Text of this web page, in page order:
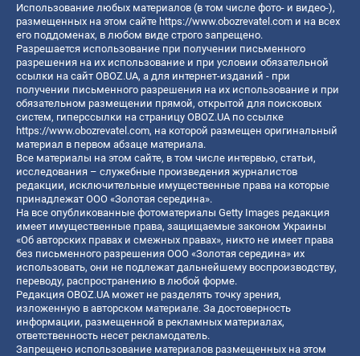
Использование любых материалов (в том числе фото- и видео-),
размещенных на этом сайте https://www.obozrevatel.com и на всех
его поддоменах, в любом виде строго запрещено.
Разрешается использование при получении письменного
разрешения на их использование и при условии обязательной
ссылки на сайт OBOZ.UA, а для интернет-изданий - при
получении письменного разрешения на их использование и при
обязательном размещении прямой, открытой для поисковых
систем, гиперссылки на страницу OBOZ.UA по ссылке
https://www.obozrevatel.com, на которой размещен оригинальный
материал в первом абзаце материала.
Все материалы на этом сайте, в том числе интервью, статьи,
исследования – служебные произведения журналистов
редакции, исключительные имущественные права на которые
принадлежат ООО «Золотая середина».
На все опубликованные фотоматериалы Getty Images редакция
имеет имущественные права, защищаемые законом Украины
«Об авторских правах и смежных правах», никто не имеет права
без письменного разрешения ООО «Золотая середина» их
использовать, они не подлежат дальнейшему воспроизводству,
переводу, распространению в любой форме.
Редакция OBOZ.UA может не разделять точку зрения,
изложенную в авторском материале. За достоверность
информации, размещенной в рекламных материалах,
ответственность несет рекламодатель.
Запрещено использование материалов размещенных на этом